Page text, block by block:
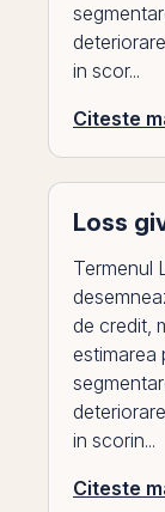
in scor...
Citeste
Loss
Termenul
de credit,
estimarea
in scorin...
Citeste